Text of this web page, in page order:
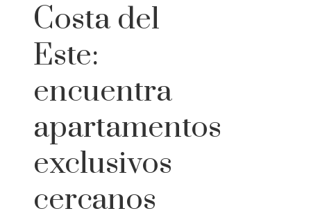
Costa del
Este:
encuentra
apartamentos
exclusivos
cercanos